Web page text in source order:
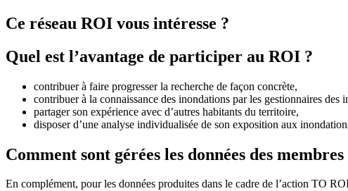
Ce réseau ROI vous intéresse ?
Quel est l’avantage de participer au ROI ?
contribuer à faire progresser la recherche de façon concrète,
contribuer à la connaissance des inondations par les gestionnaires des
partager son expérience avec d’autres habitants du territoire,
disposer d’une analyse individualisée de son exposition aux
Comment sont gérées les données des
En complément, pour les données produites dans le cadre de l’action TO